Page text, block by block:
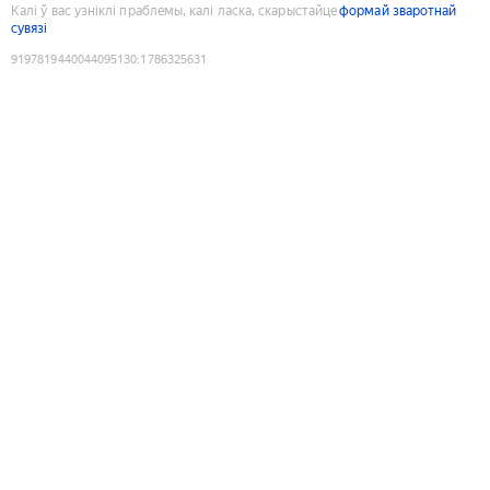
Калі ў вас узніклі праблемы, калі ласка, скарыстайцеформай зваротнай
сувязі
9197819440044095130:1786325631